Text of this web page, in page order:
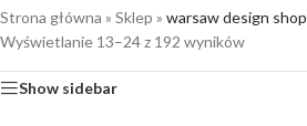
Strona główna » Sklep » warsaw design shop
Wyświetlanie 13–24 z 192 wyników
Show sidebar